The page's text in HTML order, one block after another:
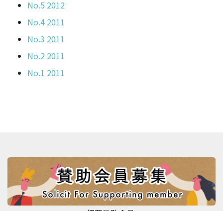
No.5 2012
No.4 2011
No.3 2011
No.2 2011
No.1 2011